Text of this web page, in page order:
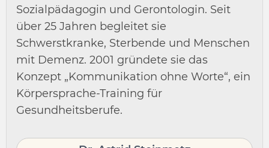
Sozialpädagogin und Gerontologin. Seit
über 25 Jahren begleitet sie
Schwerstkranke, Sterbende und Menschen
mit Demenz. 2001 gründete sie das
Konzept „Kommunikation ohne Worte“, ein
Körpersprache-Training für
Gesundheitsberufe.